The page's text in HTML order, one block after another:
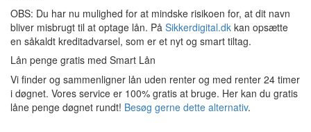
OBS: Du har nu mulighed for at mindske risikoen for, at dit navn
bliver misbrugt til at optage lån. På Sikkerdigital.dk kan opsætte
en såkaldt kreditadvarsel, som er et nyt og smart tiltag.
Lån penge gratis med Smart Lån
Vi finder og sammenligner lån uden renter og med renter 24 timer
i døgnet. Vores service er 100% gratis at bruge. Her kan du gratis
låne penge døgnet rundt! Besøg gerne dette alternativ.